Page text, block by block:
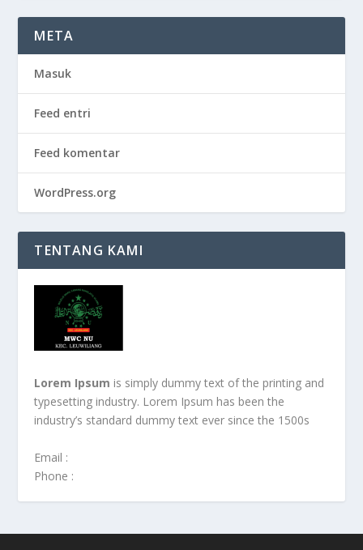
META
Masuk
Feed entri
Feed komentar
WordPress.org
TENTANG KAMI
Lorem Ipsum is simply dummy text of the printing and
typesetting industry. Lorem Ipsum has been the
industry’s standard dummy text ever since the 1500s
Email :
Phone :